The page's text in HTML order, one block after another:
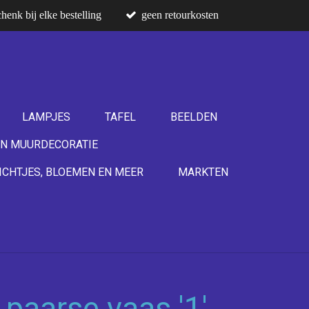
bij elke bestelling geen retourkosten
LAMPJES TAFEL BEELDEN
MUURDECORATIE
BLOEMEN EN MEER MARKTEN